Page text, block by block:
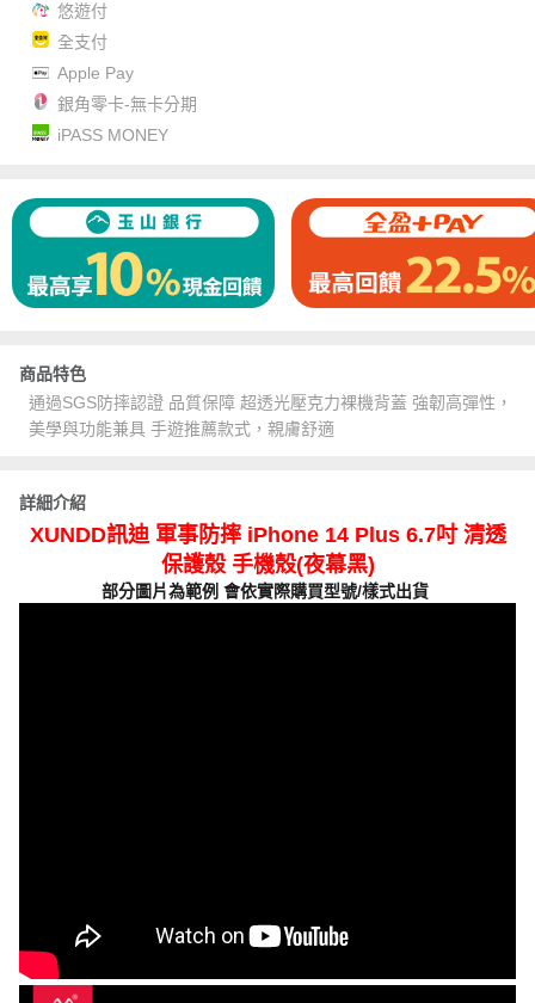
悠遊付
全支付
Apple Pay
銀角零卡-無卡分期
iPASS MONEY
商品特色
通過SGS防摔認證 品質保障 超透光壓克力裸機背蓋 強韌高彈性，
美學與功能兼具 手遊推薦款式，親膚舒適
詳細介紹
XUNDD訊迪 軍事防摔 iPhone 14 Plus 6.7吋 清透
保護殼 手機殼(夜幕黑)
部分圖片為範例 會依實際購買型號/樣式出貨